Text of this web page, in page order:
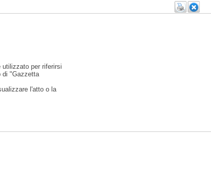
utilizzato per riferirsi
di "Gazzetta
l'atto o la